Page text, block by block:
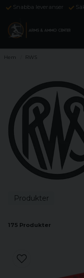
Snabba leveranser
Hem RWS
Produkter
175 Produkter